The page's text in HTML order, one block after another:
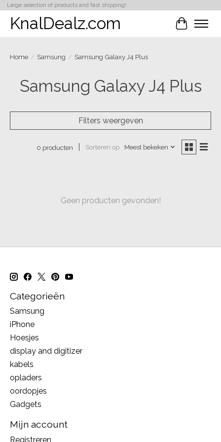
Large selection of products and fast shipping!
KnalDealz.com
Home / Samsung / Samsung Galaxy J4 Plus
Samsung Galaxy J4 Plus
Filters weergeven
0 producten Sorteren op Meest bekeken
Geen producten gevonden!
Categorieën
Samsung
iPhone
Hoesjes
display and digitizer
kabels
opladers
oordopjes
Gadgets
Mijn account
Registreren